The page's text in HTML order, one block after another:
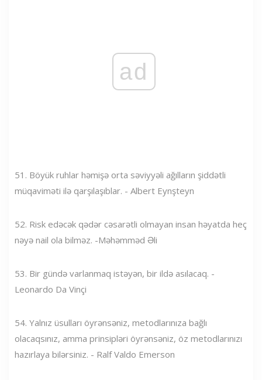
ad
51. Böyük ruhlar həmişə orta səviyyəli ağılların şiddətli
müqaviməti ilə qarşılaşıblar. - Albert Eynşteyn
52. Risk edəcək qədər cəsarətli olmayan insan həyatda heç
nəyə nail ola bilməz. -Məhəmməd Əli
53. Bir gündə varlanmaq istəyən, bir ildə asılacaq. -
Leonardo Da Vinçi
54. Yalnız üsulları öyrənsəniz, metodlarınıza bağlı
olacaqsınız, amma prinsipləri öyrənsəniz, öz metodlarınızı
hazırlaya bilərsiniz. - Ralf Valdo Emerson